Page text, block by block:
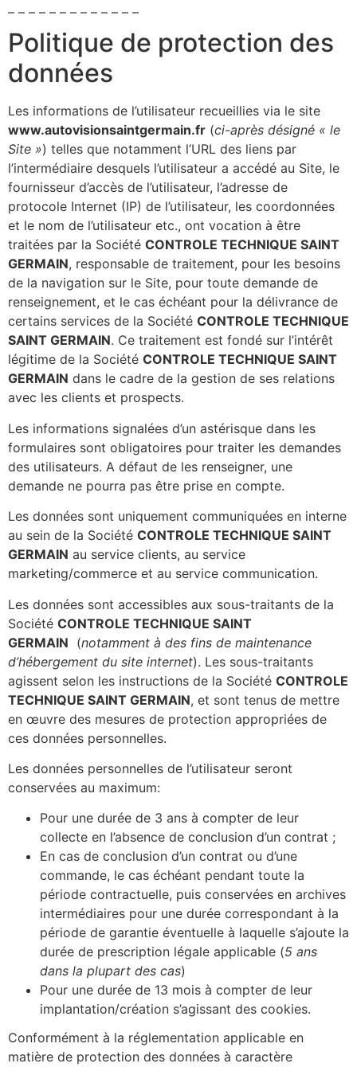
– – – – – – – – – – – – –
Politique de protection des
données
Les informations de l’utilisateur recueillies via le site
www.autovisionsaintgermain.fr (ci-après désigné « le
Site ») telles que notamment l’URL des liens par
l’intermédiaire desquels l’utilisateur a accédé au Site, le
fournisseur d’accès de l’utilisateur, l’adresse de
protocole Internet (IP) de l’utilisateur, les coordonnées
et le nom de l’utilisateur etc., ont vocation à être
traitées par la Société CONTROLE TECHNIQUE SAINT
GERMAIN, responsable de traitement, pour les besoins
de la navigation sur le Site, pour toute demande de
renseignement, et le cas échéant pour la délivrance de
certains services de la Société CONTROLE TECHNIQUE
SAINT GERMAIN. Ce traitement est fondé sur l’intérêt
légitime de la Société CONTROLE TECHNIQUE SAINT
GERMAIN dans le cadre de la gestion de ses relations
avec les clients et prospects.
Les informations signalées d’un astérisque dans les
formulaires sont obligatoires pour traiter les demandes
des utilisateurs. A défaut de les renseigner, une
demande ne pourra pas être prise en compte.
Les données sont uniquement communiquées en interne
au sein de la Société CONTROLE TECHNIQUE SAINT
GERMAIN au service clients, au service
marketing/commerce et au service communication.
Les données sont accessibles aux sous-traitants de la
Société CONTROLE TECHNIQUE SAINT
GERMAIN (notamment à des fins de maintenance
d’hébergement du site internet). Les sous-traitants
agissent selon les instructions de la Société CONTROLE
TECHNIQUE SAINT GERMAIN, et sont tenus de mettre
en œuvre des mesures de protection appropriées de
ces données personnelles.
Les données personnelles de l’utilisateur seront
conservées au maximum:
Pour une durée de 3 ans à compter de leur
collecte en l’absence de conclusion d’un contrat ;
En cas de conclusion d’un contrat ou d’une
commande, le cas échéant pendant toute la
période contractuelle, puis conservées en archives
intermédiaires pour une durée correspondant à la
période de garantie éventuelle à laquelle s’ajoute la
durée de prescription légale applicable (5 ans
dans la plupart des cas)
Pour une durée de 13 mois à compter de leur
implantation/création s’agissant des cookies.
Conformément à la réglementation applicable en
matière de protection des données à caractère